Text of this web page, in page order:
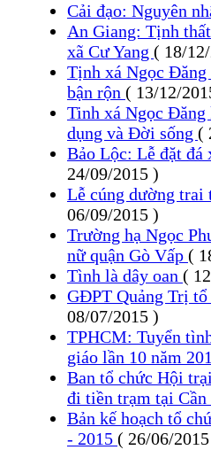
Cải đạo: Nguyên
An Giang: Tịnh
xã Cư Yang ( 18/
Tịnh xá Ngọc
bận rộn ( 13/12/
Tinh xá Ngọc
dụng và Đời sống (
Bảo Lộc: Lễ đặt
24/09/2015 )
Lễ cúng dường
06/09/2015 )
Trường hạ Ngọc
nữ quận Gò Vấp (
Tình là dây oan (
GĐPT Quảng Trị
08/07/2015 )
TPHCM: Tuyển
giáo lần 10 năm
Ban tổ chức Hội
đi tiền trạm tại
Bản kế hoạch tổ
- 2015 ( 26/06/